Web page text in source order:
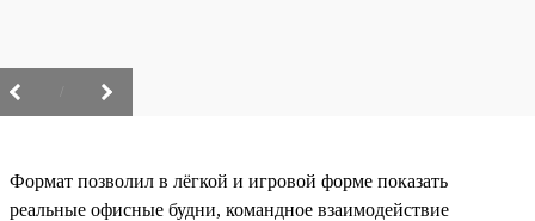
Формат позволил в лёгкой и игровой форме показать
реальные офисные будни, командное взаимодействие